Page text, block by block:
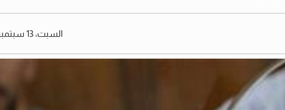
السبت، 13 سبتمبر 2025 07:35 مساءً